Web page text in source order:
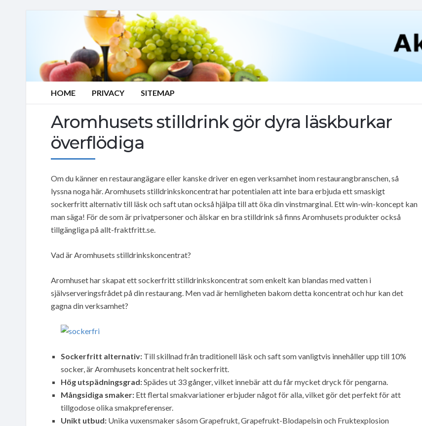
HOME PRIVACY SITEMAP
Aromhusets stilldrink gör dyra läskburkar
överflödiga
Om du känner en restaurangägare eller kanske driver en egen verksamhet inom restaurangbranschen, så
lyssna noga här. Aromhusets stilldrinkskoncentrat har potentialen att inte bara erbjuda ett smaskigt
sockerfritt alternativ till läsk och saft utan också hjälpa till att öka din vinstmarginal. Ett win-win-koncept kan
man säga! För de som är privatpersoner och älskar en bra stilldrink så finns Aromhusets produkter också
tillgängliga på allt-fraktfritt.se.
Vad är Aromhusets stilldrinkskoncentrat?
Aromhuset har skapat ett sockerfritt stilldrinkskoncentrat som enkelt kan blandas med vatten i
självserveringsfrådet på din restaurang. Men vad är hemligheten bakom detta koncentrat och hur kan det
gagna din verksamhet?
Sockerfritt alternativ: Till skillnad från traditionell läsk och saft som vanligtvis innehåller upp till 10%
socker, är Aromhusets koncentrat helt sockerfritt.
Hög utspädningsgrad:Spädes ut 33 gånger, vilket innebär att du får mycket dryck för pengarna.
Mångsidiga smaker: Ett flertal smakvariationer erbjuder något för alla, vilket gör det perfekt för att
tillgodose olika smakpreferenser.
Unikt utbud: Unika vuxensmaker såsom Grapefrukt, Grapefrukt-Blodapelsin och Fruktexplosion